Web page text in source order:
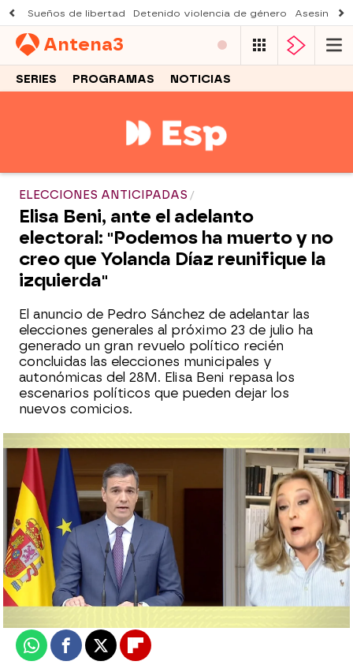
Sueños de libertad Detenido violencia de género Asesinato
Antena3
SERIES PROGRAMAS NOTICIAS
ELECCIONES ANTICIPADAS
Elisa Beni, ante el adelanto
electoral: "Podemos ha muerto y no
creo que Yolanda Díaz reunifique la
izquierda"
El anuncio de Pedro Sánchez de adelantar las
elecciones generales al próximo 23 de julio ha
generado un gran revuelo político recién
concluidas las elecciones municipales y
autonómicas del 28M. Elisa Beni repasa los
escenarios políticos que pueden dejar los
nuevos comicios.
Laura Simón
Actualizado:29 de mayo de 2023, 14:54
Publicado:29 de mayo de 2023, 14:51
WhatsappFacebook
X Flipboard